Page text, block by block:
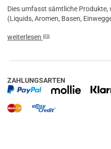
Dies umfasst sämtliche
(Liquids, Aromen, Basen,
weiterlesen
ZAHLUNGSARTEN